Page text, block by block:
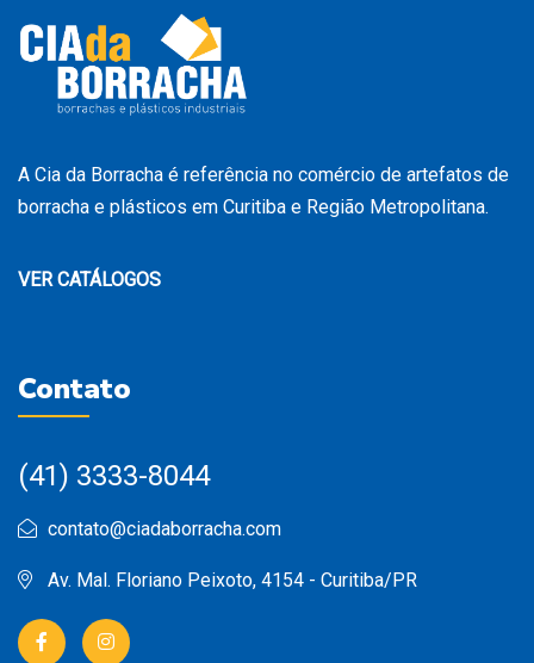
A Cia da Borracha é referência no comércio de artefatos de
borracha e plásticos em Curitiba e Região Metropolitana.
VER CATÁLOGOS
Contato
(41) 3333-8044
contato@ciadaborracha.com
Av. Mal. Floriano Peixoto, 4154 - Curitiba/PR